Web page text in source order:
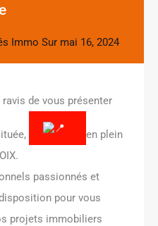
Immo Sur mai 16, 2024
de vous présenter
en plein
passionnés et
pour vous
projets immobiliers